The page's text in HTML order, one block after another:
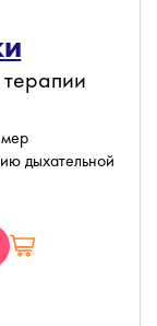
дыхательной